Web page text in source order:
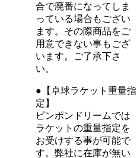
合で廃番になってしま
っている場合もござい
ます。その際商品をご
用意できない事もござ
います。ご了承下さ
い。
●【卓球ラケット重量指
定】
ピンポンドリームでは
ラケットの重量指定を
お受けする事が可能で
す。弊社に在庫が無い